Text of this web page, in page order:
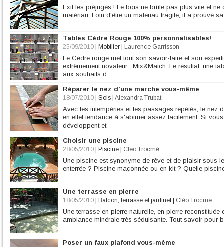
Exit les préjugés ! Le bois ne brûle pas plus vite et
matériau. Loin d'être un matériau fragile, il a prouvé
Tables Cèdre Rouge 100% personnalisables!
25/09/2010 Mobilier Laurence Garrisson
Le Cèdre rouge met tout son savoir-faire et son
extrêmement novateur : Mix&Match. Le résultat, une
aux souhaits d
Réparer le nez d’une marche vous-même
18/07/2010 Sols Alexandra Trubat
Avec les intempéries et les passages répétés, le nez
en effet tendance à s'abimer assez facilement. Si
développent et
Choisir une piscine
28/05/2010 Piscine Cléo Trocmé
Une piscine est synonyme de rêve et de plaisir sous
enterrée ? Piscine maçonnée ou en kit ? Quelle
Une terrasse en pierre
18/05/2010 Balcon, terrasse et jardinet| Cléo Trocmé
Une terrasse en pierre naturelle, en pierre
ambiance minérale très séduisante. Tout savoir pour
Poser un faux plafond vous-même